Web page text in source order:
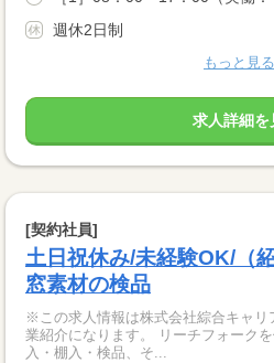
週休2日制
もっと見る
求人詳細を
[契約社員]
土日祝休み/未経験OK/（
窓素材の検品
※この求人情報は株式会社綜合キャ
業紹介になります。 リーチフォーク
入・棚入・検品、そ...